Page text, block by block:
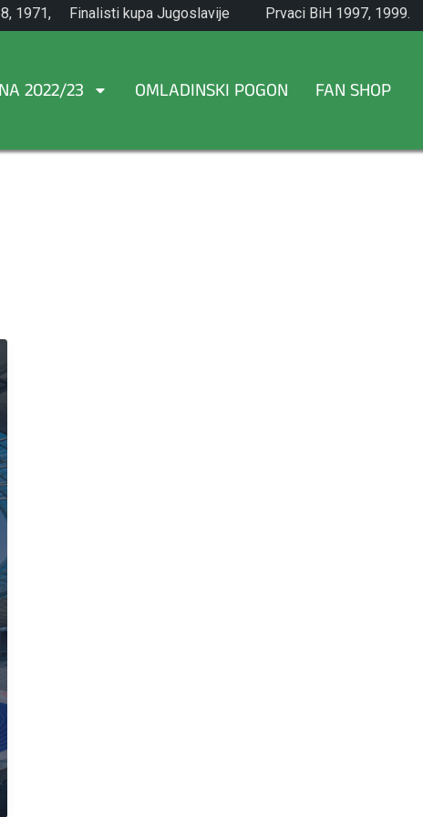
1971,
Finalisti kupa Jugoslavije
1965.
Prvaci BiH 1997, 1999.
2022/23 OMLADINSKI POGON FAN SHOP